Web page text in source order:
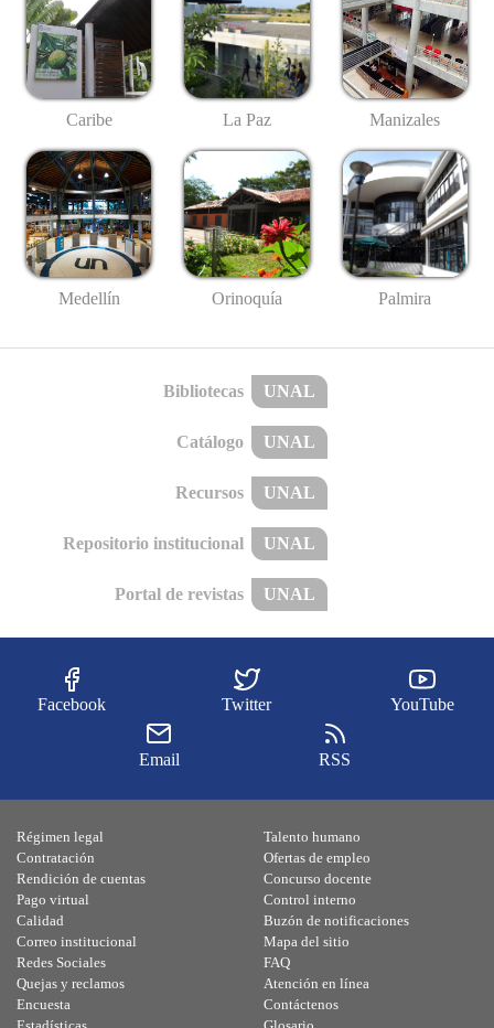
Caribe La Paz Manizales
Medellín Orinoquía Palmira
Bibliotecas UNAL
Catálogo UNAL
Recursos UNAL
Repositorio institucional UNAL
Portal de revistas UNAL
Facebook Twitter YouTube
Email RSS
Régimen legal
Contratación
Rendición de cuentas
Pago virtual
Calidad
Talento humano
Ofertas de empleo
Concurso docente
Control interno
Buzón de notificaciones
Correo institucional
Redes Sociales
Quejas y reclamos
Encuesta
Mapa del sitio
FAQ
Atención en línea
Contáctenos